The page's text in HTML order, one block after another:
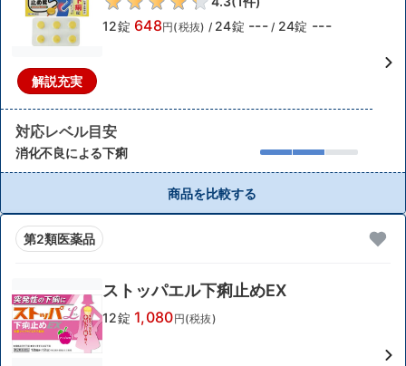
解説充実
12錠 648円(税抜) / 24錠 --- / 24錠 ---
対応レベル目安
消化不良による下痢
商品を比較する
第2類医薬品
ストッパエル下痢止めEX
12錠 1,080円(税抜)